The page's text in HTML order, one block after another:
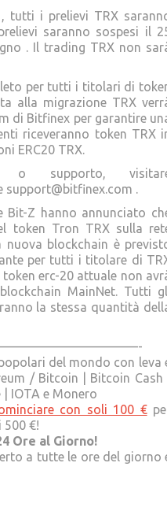
tutti i prelievi TRX
saranno sospesi il
. Il trading TRX non
per tutti i titolari di
alla migrazione TRX
di Bitfinex per garantire
riceveranno token TRX
ERC20 TRX.
o supporto,
.
Bit-Z hanno annunciato
token Tron TRX sulla
blockchain è
per tutti i titolare di
erc-20 attuale non
MainNet. Tutti
la stessa quantità
del mondo con leva
/ Bitcoin | Bitcoin Cash
| IOTA e Monero
con soli 100 €
500 €!
Ore al Giorno!
a tutte le ore del giorno